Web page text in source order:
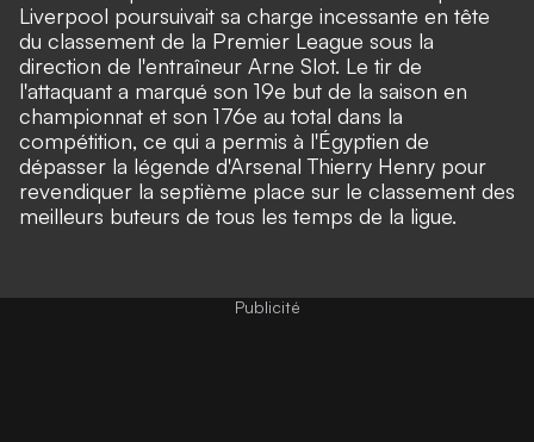
Liverpool poursuivait sa charge incessante en tête
du classement de la Premier League sous la
direction de l'entraîneur Arne Slot. Le tir de
l'attaquant a marqué son 19e but de la saison en
championnat et son 176e au total dans la
compétition, ce qui a permis à l'Égyptien de
dépasser la légende d'Arsenal Thierry Henry pour
revendiquer la septième place sur le classement des
meilleurs buteurs de tous les temps de la ligue.
Publicité